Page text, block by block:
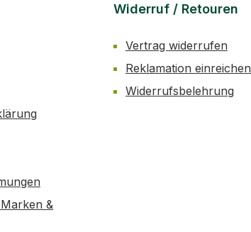
&
Widerruf / Retouren
Vertrag widerrufen
Reklamation einreichen
Widerrufsbelehrung